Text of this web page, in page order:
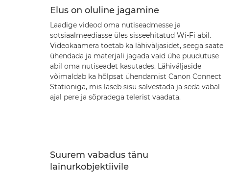
Elus on oluline jagamine
Laadige videod oma nutiseadmesse ja
sotsiaalmeediasse üles sisseehitatud Wi-Fi abil.
Videokaamera toetab ka lähiväljasidet, seega saate
ühendada ja materjali jagada vaid ühe puudutuse
abil oma nutiseadet kasutades. Lähiväljaside
võimaldab ka hõlpsat ühendamist Canon Connect
Stationiga, mis laseb sisu salvestada ja seda vabal
ajal pere ja sõpradega telerist vaadata.
Suurem vabadus tänu
lainurkobjektiivile